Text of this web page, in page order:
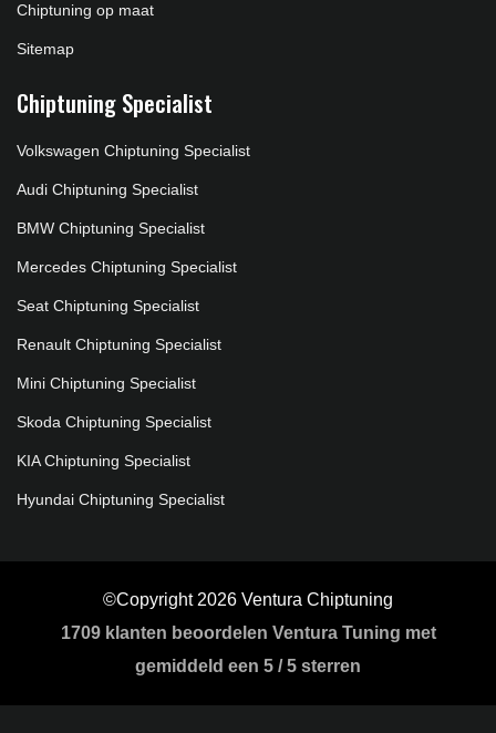
Chiptuning op maat
Sitemap
Chiptuning Specialist
Volkswagen Chiptuning Specialist
Audi Chiptuning Specialist
BMW Chiptuning Specialist
Mercedes Chiptuning Specialist
Seat Chiptuning Specialist
Renault Chiptuning Specialist
Mini Chiptuning Specialist
Skoda Chiptuning Specialist
KIA Chiptuning Specialist
Hyundai Chiptuning Specialist
©Copyright 2026 Ventura Chiptuning
1709klanten beoordelen Ventura Tuning met
gemiddeld een 5 /5 sterren